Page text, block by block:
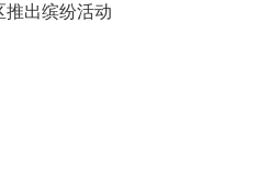
推出缤纷活动